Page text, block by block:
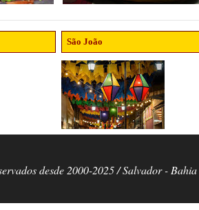
São João
desde 2000-2025 / Salvador -